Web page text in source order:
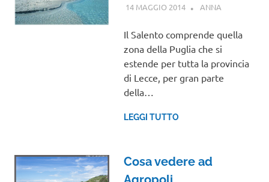
14 MAGGIO 2014 ANNA
Il Salento comprende quella
zona della Puglia che si
estende per tutta la provincia
di Lecce, per gran parte
della…
LEGGI TUTTO
Cosa vedere ad